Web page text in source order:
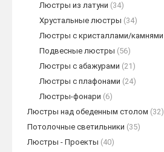
Люстры из латуни (34)
Хрустальные люстры (34)
Люстры с кристаллами/камнями
Подвесные люстры (56)
Люстры с абажурами (21)
Люстры с плафонами (24)
Люстры-фонари (6)
Люстры над обеденным столом (32)
Потолочные светильники (35)
Люстры - Проекты (40)